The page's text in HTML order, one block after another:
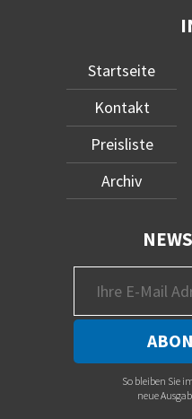
Startseite
Kontakt
Preisliste
Archiv
So bleiben Sie
neue